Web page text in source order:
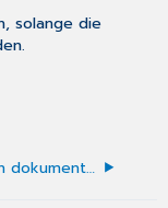
solange die
Sitzungen dokumentieren